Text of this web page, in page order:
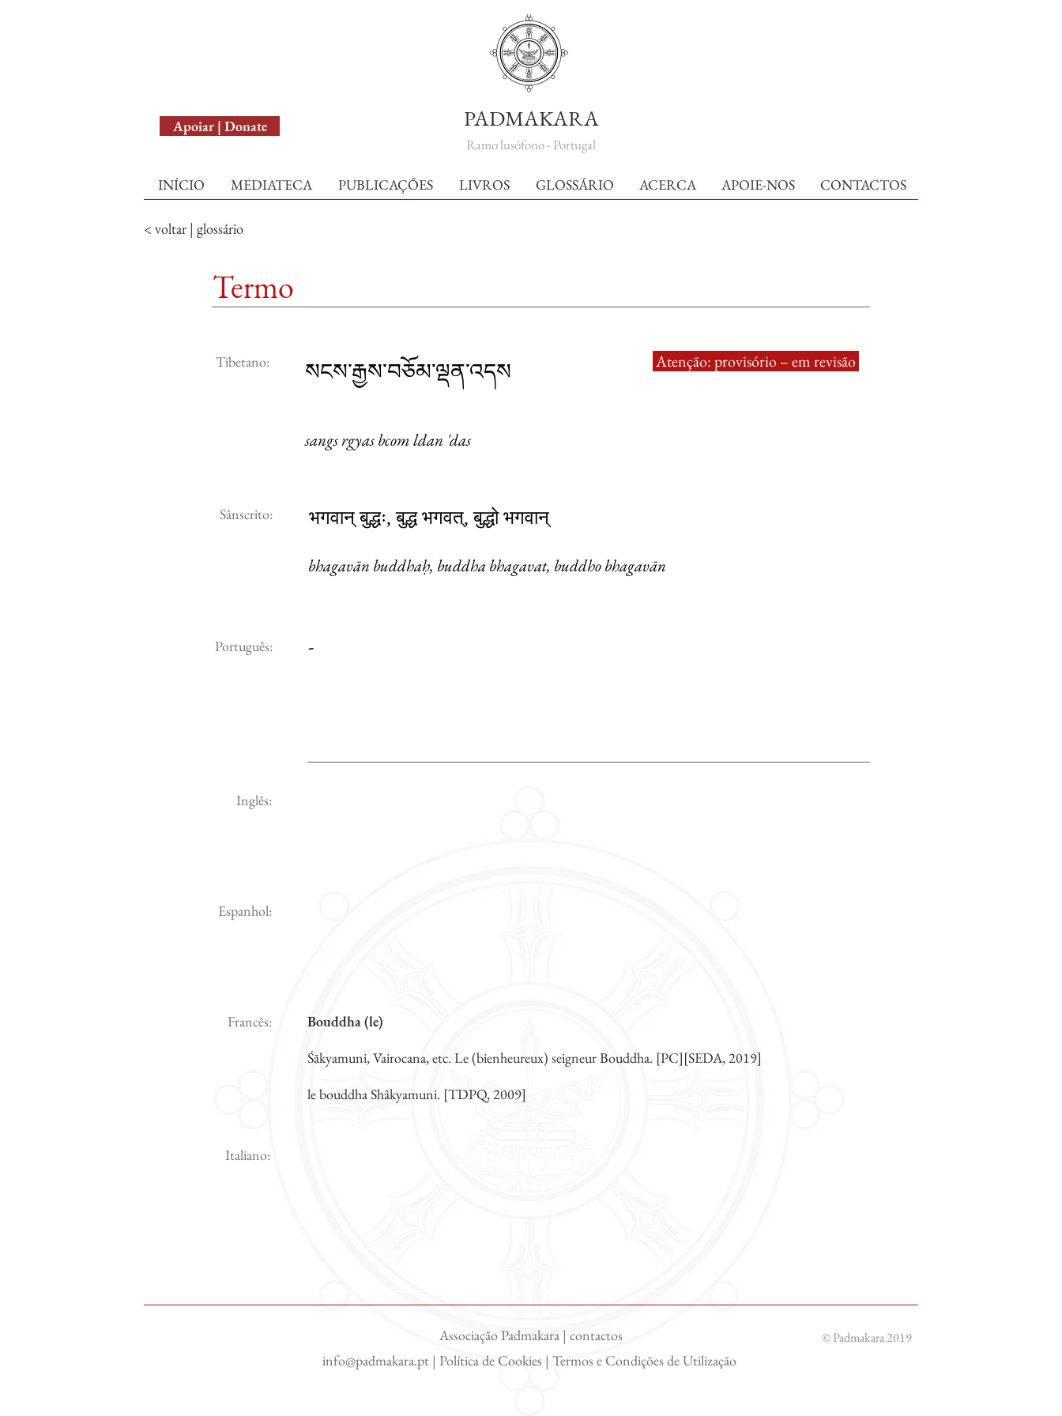
Apoiar | Donate PADMAKARA
Ramo lusófono - Portugal
INÍCIO MEDIATECA PUBLICAÇÕES LIVROS GLOSSÁRIO ACERCA APOIE-NOS CONTACTOS
< voltar | glossário
Termo
Tibetano: སངས་རྒྱས་བཅོམ་ལྡན་འདས
sangs rgyas bcom ldan 'das
Atenção: provisório – em revisão
Sânscrito: भगवान् बुद्धः, बुद्ध भगवत्, बुद्धो भगवान्
bhagavān buddhaḥ, buddha bhagavat, buddho bhagavān
Português: -
Inglês:
Espanhol:
Francês:
Bouddha (le)
Śākyamuni, Vairocana, etc. Le (bienheureux) seigneur Bouddha. [PC][SEDA, 2019]
le bouddha Shâkyamuni. [TDPQ, 2009]
Italiano:
Associação Padmakara | contactos
info@padmakara.pt | Política de Cookies | Termos e Condições de Utilização
© Padmakara 2019